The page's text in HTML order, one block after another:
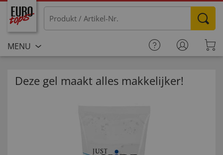
MENU
Deze gel maakt alles makkelijker!